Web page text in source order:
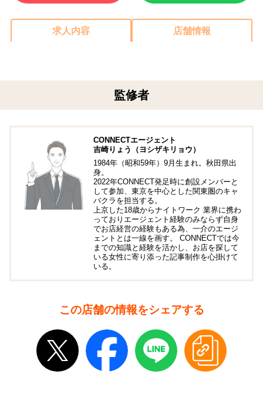
求人内容 店舗情報
監修者
CONNECTエージェント
吉崎りょう（ヨシザキリョウ）
1984年（昭和59年）9月生まれ。秋田県出
身。
2022年CONNECT発足時に創設メンバーと
して参加、東京を中心とした関東圏のキャ
バクラを担当する。
上京した18歳からナイトワーク 業界に携わ
っておりエージェント経験のみならず自身
でお店経営の経験もある為、一介のエージ
ェントとは一線を画す。 CONNECTでは今
までの知識と経験を活かし、お店を探して
いる女性に寄り添った記事制作を心掛けて
いる。
この店舗の情報をシェアする